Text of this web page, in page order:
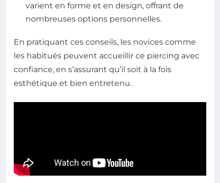
varient en forme et en design, offrant de
nombreuses options personnelles.
En pratiquant ces conseils, les novices comme
les habitués peuvent accueillir ce piercing avec
confiance, en s’assurant qu’il soit à la fois
esthétique et bien entretenu.